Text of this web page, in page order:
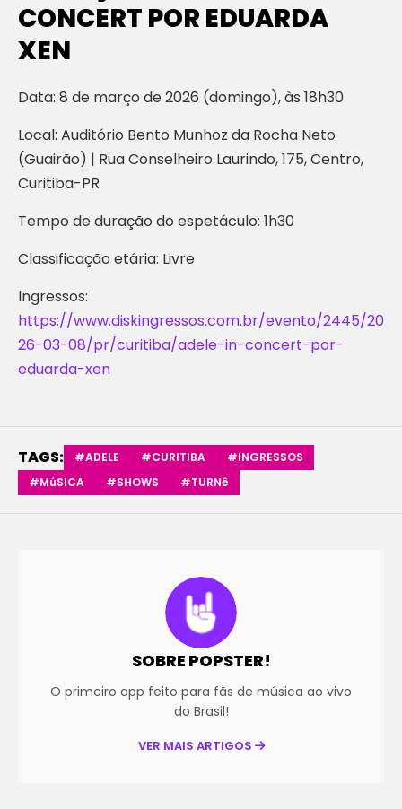
CONCERT POR EDUARDA
XEN
Data: 8 de março de 2026 (domingo), às 18h30
Local: Auditório Bento Munhoz da Rocha Neto
(Guairão) | Rua Conselheiro Laurindo, 175, Centro,
Curitiba-PR
Tempo de duração do espetáculo: 1h30
Classificação etária: Livre
Ingressos:
https://www.diskingressos.com.br/evento/2445/20
26-03-08/pr/curitiba/adele-in-concert-por-
eduarda-xen
TAGS: #ADELE #CURITIBA
#INGRESSOS
#MúSICA
#SHOWS #TURNê
SOBRE POPSTER!
O primeiro app feito para fãs de música ao vivo
do Brasil!
VER MAIS ARTIGOS